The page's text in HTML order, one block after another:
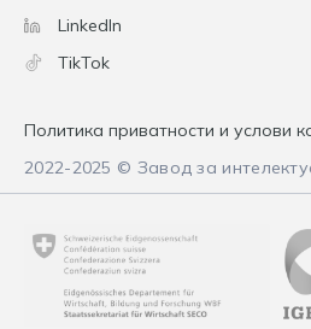
LinkedIn
TikTok
Политика приватности и услови
2022-2025 © Завод за